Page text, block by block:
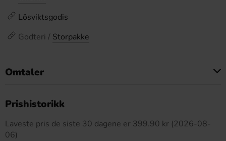
Lösviktsgodis
Godteri / Storpakke
Omtaler
Prishistorikk
Laveste pris de siste 30 dagene er 399.90 kr (2026-08-
06)